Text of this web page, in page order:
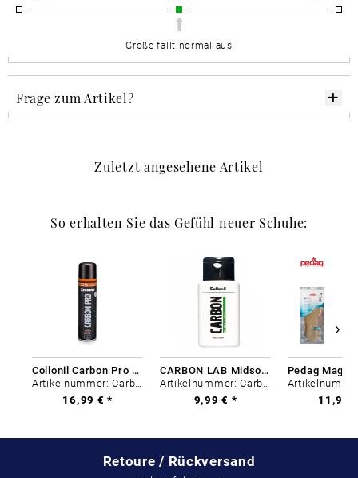
Größe fällt normal aus
Frage zum Artikel?
Zuletzt angesehene Artikel
So erhalten Sie das Gefühl neuer Schuhe:
Collonil Carbon Pro 400 ml
Artikelnummer: Carbon-0
16,99 € *
CARBON LAB Midsole Cleaner
Artikelnummer: Carbon-0
9,99 € *
11,99
Retoure / Rückversand